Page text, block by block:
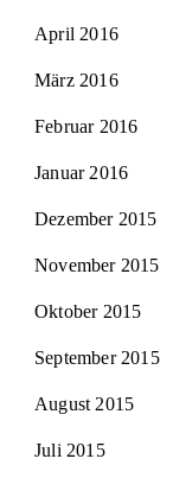
April 2016
März 2016
Februar 2016
Januar 2016
Dezember 2015
November 2015
Oktober 2015
September 2015
August 2015
Juli 2015